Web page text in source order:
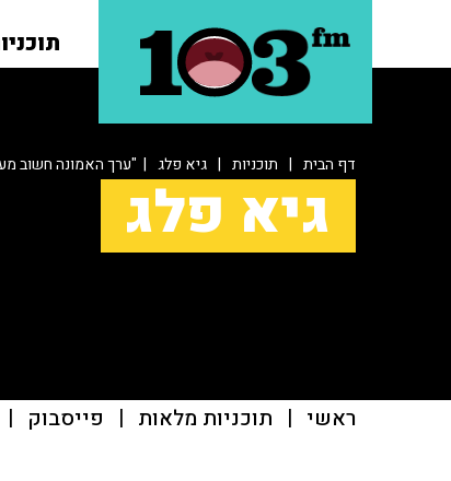
דף הבית | תוכניות | גיא פלג | "ערך האמונה חשוב
גיא פלג
ראשי | תוכניות מלאות | פייסבוק |